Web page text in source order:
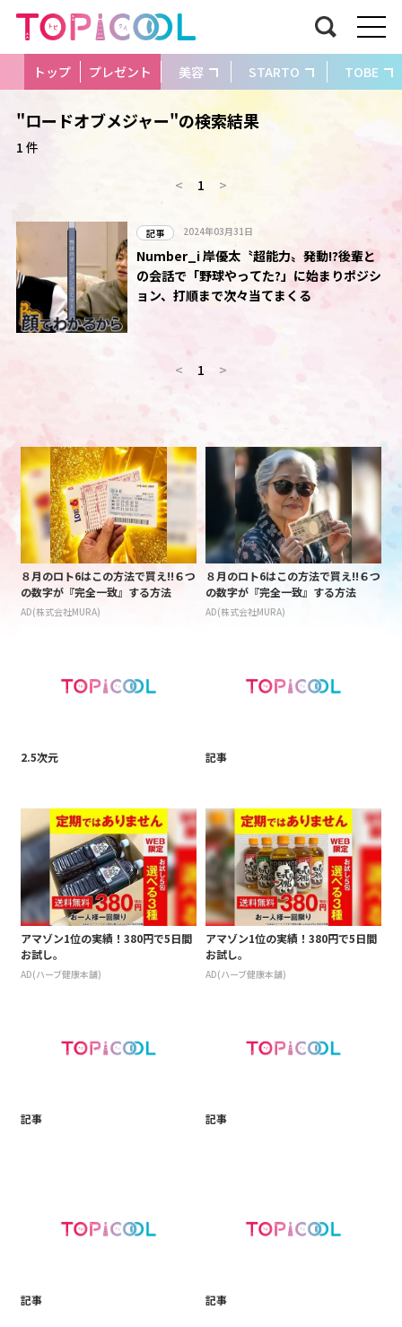
トップ プレゼント 美容 STARTO TOBE
"ロードオブメジャー"の検索結果
1 件
< 1 >
記事 2024年03月31日
Number_i 岸優太〝超能力〟発動!?後輩と
の会話で「野球やってた?」に始まりポジシ
ョン、打順まで次々当てまくる
< 1 >
８月のロト6はこの方法で買え!!６つ
の数字が『完全一致』する方法
AD(株式会社MURA)
８月のロト6はこの方法で買え!!６つ
の数字が『完全一致』する方法
AD(株式会社MURA)
2.5次元 記事
アマゾン1位の実績！380円で5日間
お試し。
AD(ハーブ健康本舗)
アマゾン1位の実績！380円で5日間
お試し。
AD(ハーブ健康本舗)
記事 記事
記事 記事